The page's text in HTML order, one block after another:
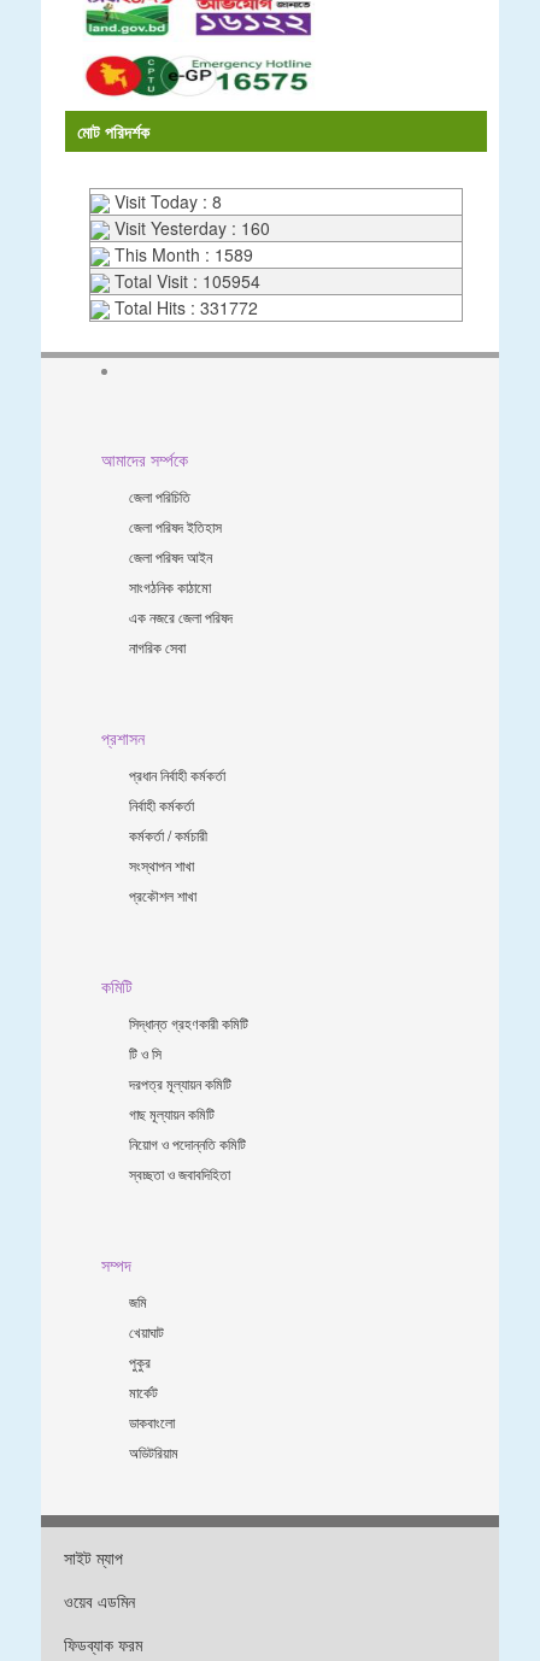
মোট পরিদর্শক
Visit Today : 8
Visit Yesterday : 160
This Month : 1589
Total Visit : 105954
Total Hits : 331772
আমাদের সর্ম্পকে
জেলা পরিচিতি
জেলা পরিষদ ইতিহাস
জেলা পরিষদ আইন
সাংগঠনিক কাঠামো
এক নজরে জেলা পরিষদ
নাগরিক সেবা
প্রশাসন
প্রধান নির্বাহী কর্মকর্তা
নির্বাহী কর্মকর্তা
কর্মকর্তা / কর্মচারী
সংস্থাপন শাখা
প্রকৌশল শাখা
কমিটি
সিদ্ধান্ত গ্রহণকারী কমিটি
টি ও সি
দরপত্র মূল্যায়ন কমিটি
গাছ মূল্যায়ন কমিটি
নিয়োগ ও পদোন্নতি কমিটি
স্বচ্ছতা ও জবাবদিহিতা
সম্পদ
জমি
খেয়াঘাট
পুকুর
মার্কেট
ডাকবাংলো
অডিটরিয়াম
সাইট ম্যাপ
ওয়েব এডমিন
ফিডব্যাক ফরম